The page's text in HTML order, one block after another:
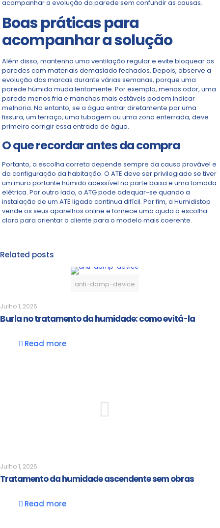
acompanhar a evolução da parede sem confundir as causas.
Boas práticas para
acompanhar a solução
Além disso, mantenha uma ventilação regular e evite bloquear as
paredes com materiais demasiado fechados. Depois, observe a
evolução das marcas durante várias semanas, porque uma
parede húmida muda lentamente. Por exemplo, menos odor, uma
parede menos fria e manchas mais estáveis podem indicar
melhoria. No entanto, se a água entrar diretamente por uma
fissura, um terraço, uma tubagem ou uma zona enterrada, deve
primeiro corrigir essa entrada de água.
O que recordar antes da compra
Portanto, a escolha correta depende sempre da causa provável e
da configuração da habitação. O ATE deve ser privilegiado se tiver
um muro portante húmido acessível na parte baixa e uma tomada
elétrica. Por outro lado, o ATG pode adequar-se quando a
instalação de um ATE ligado continua difícil. Por fim, a Humidistop
vende os seus aparelhos online e fornece uma ajuda à escolha
clara para orientar o cliente para o modelo mais coerente.
Related posts
anti-damp-device
Julho 1, 2026
Burla no tratamento da humidade: como evitá-la
Read more
Julho 1, 2026
Tratamento da humidade ascendente sem obras
Read more